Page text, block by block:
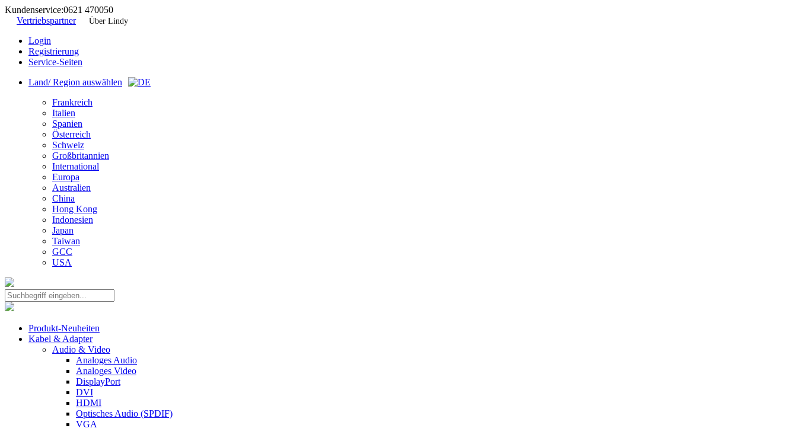
Kundenservice:0621 470050
Vertriebspartner
Über Lindy
Login
Registrierung
Service-Seiten
Land/ Region auswählen
Frankreich
Italien
Spanien
Österreich
Schweiz
Großbritannien
International
Europa
Australien
China
Hong Kong
Indonesien
Japan
Taiwan
GCC
USA
Produkt-Neuheiten
Kabel & Adapter
Audio & Video
Analoges Audio
Analoges Video
DisplayPort
DVI
HDMI
Optisches Audio (SPDIF)
VGA